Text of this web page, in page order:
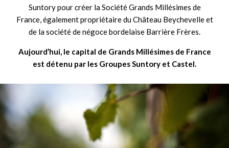
Suntory pour créer la Société Grands Millésimes de
France, également propriétaire du Château Beychevelle et
de la société de négoce bordelaise Barrière Frères.
Aujourd’hui, le capital de Grands Millésimes de France
est détenu par les Groupes Suntory et Castel.